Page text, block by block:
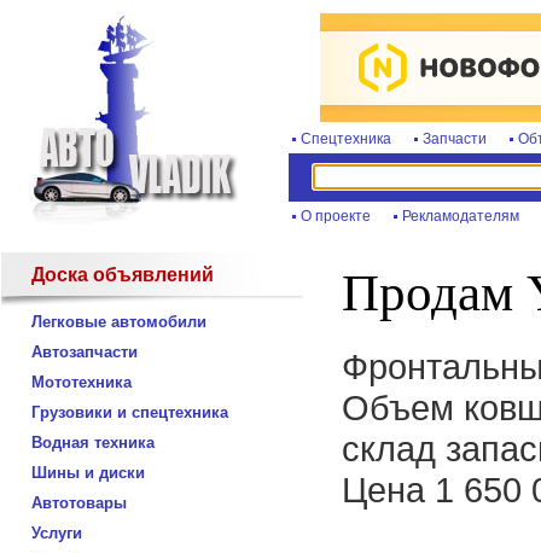
Спецтехника Запчасти
О проекте Рекламодателям
Доска объявлений
Легковые автомобили
Автозапчасти
Мототехника
Грузовики и спецтехника
Водная техника
Шины и диски
Автотовары
Услуги
Продам
Объем
склад
Цена 1 650